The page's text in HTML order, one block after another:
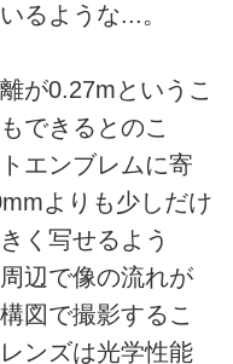
るような...。
が0.27mというこ
できるとのこ
エンブレムに寄
よりも少しだけ
く写せるよう
辺で像の流れが
図で撮影するこ
ンズは光学性能